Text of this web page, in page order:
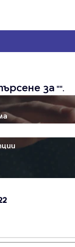
за "".